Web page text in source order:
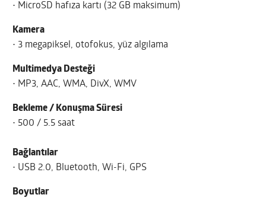
• MicroSD hafıza kartı (32 GB maksimum)
Kamera
• 3 megapiksel, otofokus, yüz algılama
Multimedya Desteği
• MP3, AAC, WMA, DivX, WMV
Bekleme / Konuşma Süresi
• 500 / 5.5 saat
Bağlantılar
• USB 2.0, Bluetooth, Wi-Fi, GPS
Boyutlar